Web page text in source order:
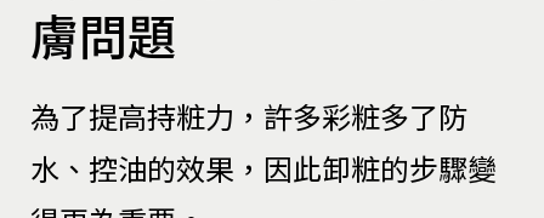
膚問題
為了提高持粧力，許多彩粧多了防
水、控油的效果，因此卸粧的步驟變